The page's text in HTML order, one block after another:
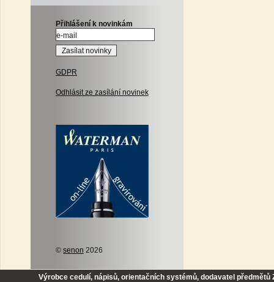
Přihlášení k novinkám
GDPR
Odhlásit ze zasílání novinek
© senon 2026
Výrobce cedulí, nápisů, orientačních systémů, dodavatel předmětů